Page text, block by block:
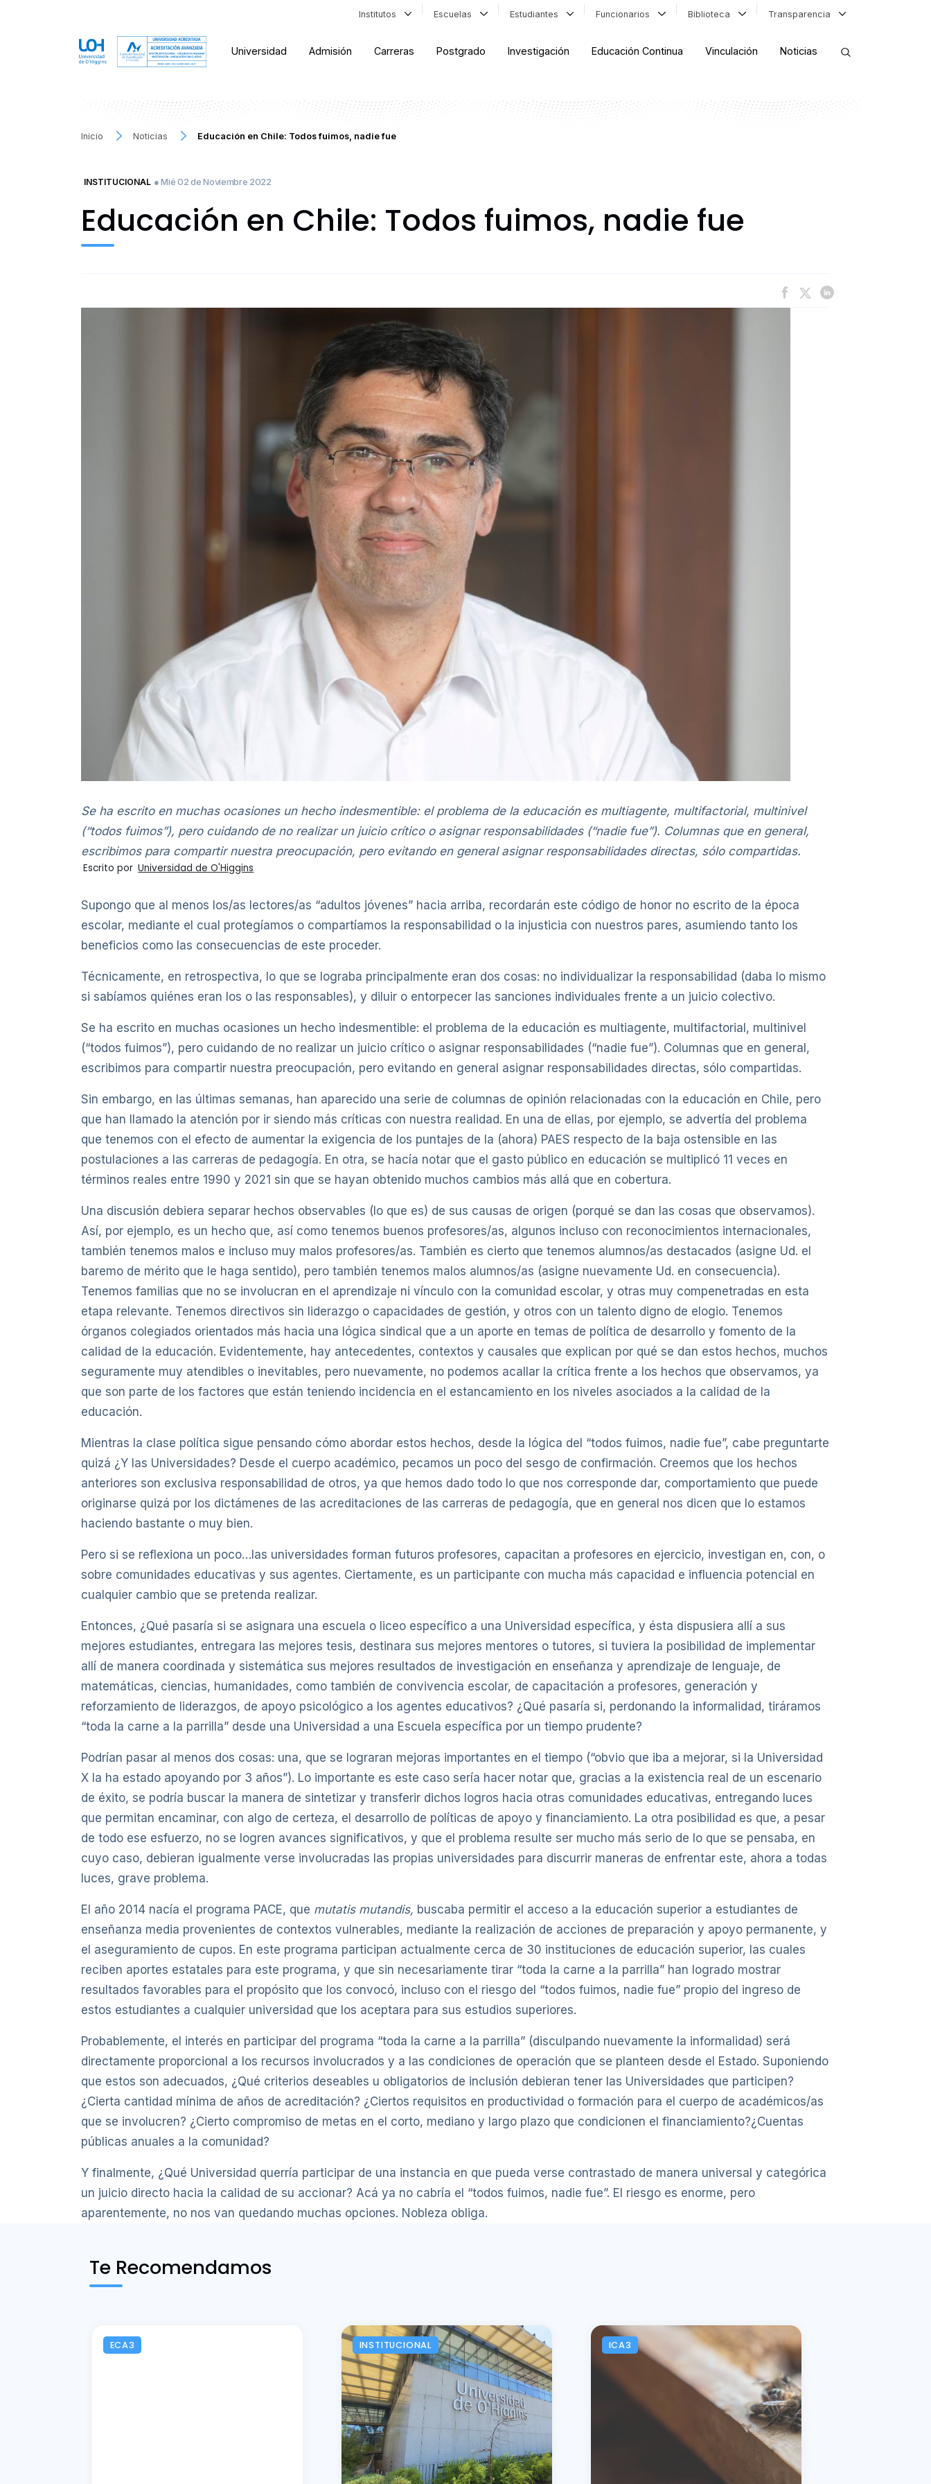
Institutos Escuelas Estudiantes Funcionarios Biblioteca Transparencia
Universidad Admisión Carreras Postgrado Investigación Educación Continua Vinculación Noticias
Inicio Noticias Educación en Chile: Todos fuimos, nadie fue
INSTITUCIONAL ● Mié 02 de Noviembre 2022
Educación en Chile: Todos fuimos, nadie fue
Se ha escrito en muchas ocasiones un hecho indesmentible: el problema de la educación es multiagente, multifactorial, multinivel
(“todos fuimos”), pero cuidando de no realizar un juicio crítico o asignar responsabilidades (“nadie fue”). Columnas que en general,
escribimos para compartir nuestra preocupación, pero evitando en general asignar responsabilidades directas, sólo compartidas.
Escrito por Universidad de O'Higgins
Supongo que al menos los/as lectores/as “adultos jóvenes” hacia arriba, recordarán este código de honor no escrito de la época
escolar, mediante el cual protegíamos o compartíamos la responsabilidad o la injusticia con nuestros pares, asumiendo tanto los
beneficios como las consecuencias de este proceder.
Técnicamente, en retrospectiva, lo que se lograba principalmente eran dos cosas: no individualizar la responsabilidad (daba lo mismo
si sabíamos quiénes eran los o las responsables), y diluir o entorpecer las sanciones individuales frente a un juicio colectivo.
Se ha escrito en muchas ocasiones un hecho indesmentible: el problema de la educación es multiagente, multifactorial, multinivel
(“todos fuimos”), pero cuidando de no realizar un juicio crítico o asignar responsabilidades (“nadie fue”). Columnas que en general,
escribimos para compartir nuestra preocupación, pero evitando en general asignar responsabilidades directas, sólo compartidas.
Sin embargo, en las últimas semanas, han aparecido una serie de columnas de opinión relacionadas con la educación en Chile, pero
que han llamado la atención por ir siendo más críticas con nuestra realidad. En una de ellas, por ejemplo, se advertía del problema
que tenemos con el efecto de aumentar la exigencia de los puntajes de la (ahora) PAES respecto de la baja ostensible en las
postulaciones a las carreras de pedagogía. En otra, se hacía notar que el gasto público en educación se multiplicó 11 veces en
términos reales entre 1990 y 2021 sin que se hayan obtenido muchos cambios más allá que en cobertura.
Una discusión debiera separar hechos observables (lo que es) de sus causas de origen (porqué se dan las cosas que observamos).
Así, por ejemplo, es un hecho que, así como tenemos buenos profesores/as, algunos incluso con reconocimientos internacionales,
también tenemos malos e incluso muy malos profesores/as. También es cierto que tenemos alumnos/as destacados (asigne Ud. el
baremo de mérito que le haga sentido), pero también tenemos malos alumnos/as (asigne nuevamente Ud. en consecuencia).
Tenemos familias que no se involucran en el aprendizaje ni vínculo con la comunidad escolar, y otras muy compenetradas en esta
etapa relevante. Tenemos directivos sin liderazgo o capacidades de gestión, y otros con un talento digno de elogio. Tenemos
órganos colegiados orientados más hacia una lógica sindical que a un aporte en temas de política de desarrollo y fomento de la
calidad de la educación. Evidentemente, hay antecedentes, contextos y causales que explican por qué se dan estos hechos, muchos
seguramente muy atendibles o inevitables, pero nuevamente, no podemos acallar la crítica frente a los hechos que observamos, ya
que son parte de los factores que están teniendo incidencia en el estancamiento en los niveles asociados a la calidad de la
educación.
Mientras la clase política sigue pensando cómo abordar estos hechos, desde la lógica del “todos fuimos, nadie fue”, cabe preguntarte
quizá ¿Y las Universidades? Desde el cuerpo académico, pecamos un poco del sesgo de confirmación. Creemos que los hechos
anteriores son exclusiva responsabilidad de otros, ya que hemos dado todo lo que nos corresponde dar, comportamiento que puede
originarse quizá por los dictámenes de las acreditaciones de las carreras de pedagogía, que en general nos dicen que lo estamos
haciendo bastante o muy bien.
Pero si se reflexiona un poco…las universidades forman futuros profesores, capacitan a profesores en ejercicio, investigan en, con, o
sobre comunidades educativas y sus agentes. Ciertamente, es un participante con mucha más capacidad e influencia potencial en
cualquier cambio que se pretenda realizar.
Entonces, ¿Qué pasaría si se asignara una escuela o liceo específico a una Universidad específica, y ésta dispusiera allí a sus
mejores estudiantes, entregara las mejores tesis, destinara sus mejores mentores o tutores, si tuviera la posibilidad de implementar
allí de manera coordinada y sistemática sus mejores resultados de investigación en enseñanza y aprendizaje de lenguaje, de
matemáticas, ciencias, humanidades, como también de convivencia escolar, de capacitación a profesores, generación y
reforzamiento de liderazgos, de apoyo psicológico a los agentes educativos? ¿Qué pasaría si, perdonando la informalidad, tiráramos
“toda la carne a la parrilla” desde una Universidad a una Escuela específica por un tiempo prudente?
Podrían pasar al menos dos cosas: una, que se lograran mejoras importantes en el tiempo (“obvio que iba a mejorar, si la Universidad
X la ha estado apoyando por 3 años”). Lo importante es este caso sería hacer notar que, gracias a la existencia real de un escenario
de éxito, se podría buscar la manera de sintetizar y transferir dichos logros hacia otras comunidades educativas, entregando luces
que permitan encaminar, con algo de certeza, el desarrollo de políticas de apoyo y financiamiento. La otra posibilidad es que, a pesar
de todo ese esfuerzo, no se logren avances significativos, y que el problema resulte ser mucho más serio de lo que se pensaba, en
cuyo caso, debieran igualmente verse involucradas las propias universidades para discurrir maneras de enfrentar este, ahora a todas
luces, grave problema.
El año 2014 nacía el programa PACE, que mutatis mutandis, buscaba permitir el acceso a la educación superior a estudiantes de
enseñanza media provenientes de contextos vulnerables, mediante la realización de acciones de preparación y apoyo permanente, y
el aseguramiento de cupos. En este programa participan actualmente cerca de 30 instituciones de educación superior, las cuales
reciben aportes estatales para este programa, y que sin necesariamente tirar “toda la carne a la parrilla” han logrado mostrar
resultados favorables para el propósito que los convocó, incluso con el riesgo del “todos fuimos, nadie fue” propio del ingreso de
estos estudiantes a cualquier universidad que los aceptara para sus estudios superiores.
Probablemente, el interés en participar del programa “toda la carne a la parrilla” (disculpando nuevamente la informalidad) será
directamente proporcional a los recursos involucrados y a las condiciones de operación que se planteen desde el Estado. Suponiendo
que estos son adecuados, ¿Qué criterios deseables u obligatorios de inclusión debieran tener las Universidades que participen?
¿Cierta cantidad mínima de años de acreditación? ¿Ciertos requisitos en productividad o formación para el cuerpo de académicos/as
que se involucren? ¿Cierto compromiso de metas en el corto, mediano y largo plazo que condicionen el financiamiento?¿Cuentas
públicas anuales a la comunidad?
Y finalmente, ¿Qué Universidad querría participar de una instancia en que pueda verse contrastado de manera universal y categórica
un juicio directo hacia la calidad de su accionar? Acá ya no cabría el “todos fuimos, nadie fue”. El riesgo es enorme, pero
aparentemente, no nos van quedando muchas opciones. Nobleza obliga.
Te Recomendamos
ECA3 INSTITUCIONAL ICA3